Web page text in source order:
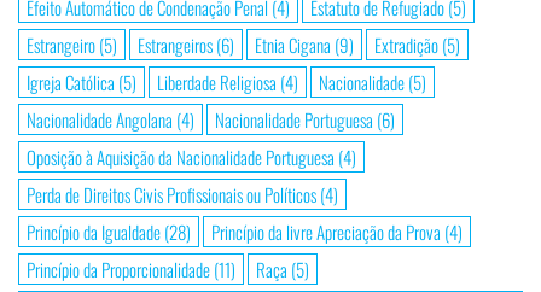
Efeito Automático de Condenação Penal (4) Estatuto de Refugiado(5)
Estrangeiro(5) Estrangeiros(6) Etnia Cigana (9) Extradição(5)
Igreja Católica (5) Liberdade Religiosa (4) Nacionalidade(5)
Nacionalidade Angolana (4) Nacionalidade Portuguesa (6)
Oposição à Aquisição da Nacionalidade Portuguesa (4)
Perda de Direitos Civis Profissionais ou Políticos(4)
Princípio da Igualdade(28) Princípio da livre Apreciação da Prova (4)
Princípio da Proporcionalidade(11) Raça (5)